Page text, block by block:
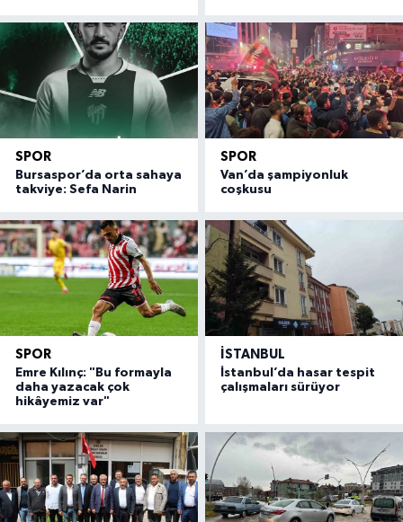
SPOR
Bursaspor’da orta sahaya
takviye: Sefa Narin
SPOR
Van’da şampiyonluk
coşkusu
SPOR
Emre Kılınç: "Bu formayla
daha yazacak çok
hikâyemiz var"
İSTANBUL
İstanbul’da hasar tespit
çalışmaları sürüyor